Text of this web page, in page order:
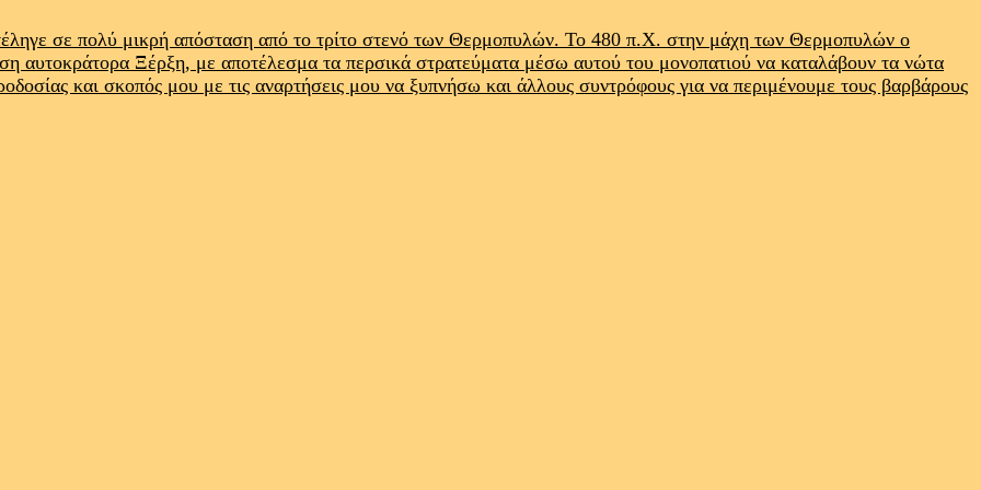
σε πολύ μικρή απόσταση από το τρίτο στενό των Θερμοπυλών. Το 480 π.Χ. στην μάχη των Θερμοπυλών ο
αυτοκράτορα Ξέρξη, με αποτέλεσμα τα περσικά στρατεύματα μέσω αυτού του μονοπατιού να καταλάβουν τα νώτα
και σκοπός μου με τις αναρτήσεις μου να ξυπνήσω και άλλους συντρόφους για να περιμένουμε τους βαρβάρους